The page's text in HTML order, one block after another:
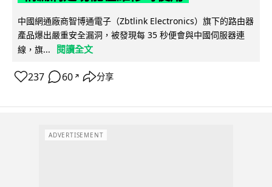
中國網通廠商智博通電子（Zbtlink Electronics）旗下的路由器
產品爆出嚴重安全漏洞，被發現每 35 秒便會與中國伺服器連
線，旗...
閱讀全文
237 60 ↗ 分享
ADVERTISEMENT